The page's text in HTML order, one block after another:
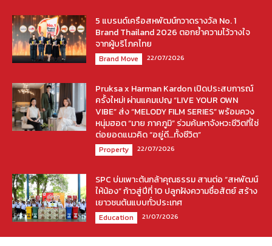
5 แบรนด์เครือสหพัฒน์กวาดรางวัล No. 1
Brand Thailand 2026 ตอกย้ำความไว้วางใจ
จากผู้บริโภคไทย
Brand Move 22/07/2026
Pruksa x Harman Kardon เปิดประสบการณ์
ครั้งใหม่! ผ่านแคมเปญ “LIVE YOUR OWN
VIBE” ส่ง “MELODY FILM SERIES” พร้อมควง
หนุ่มฮอต “มาย ภาคภูมิ” ร่วมค้นหาจังหวะชีวิตที่ใช่
ต่อยอดแนวคิด “อยู่ดี…ทั้งชีวิต”
Property 22/07/2026
SPC บ่มเพาะต้นกล้าคุณธรรม สานต่อ “สหพัฒน์
ให้น้อง” ก้าวสู่ปีที่ 10 ปลูกฝังความซื่อสัตย์ สร้าง
เยาวชนต้นแบบทั่วประเทศ
Education 21/07/2026